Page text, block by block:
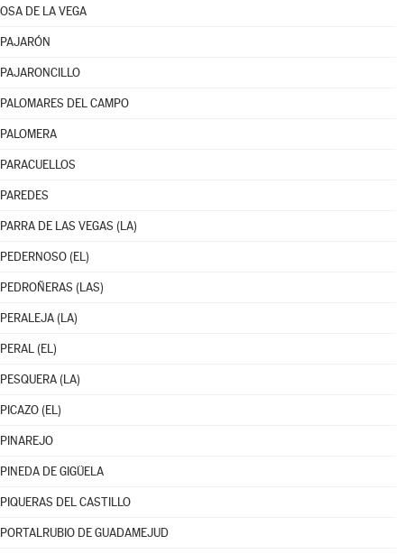
OSA DE LA VEGA
PAJARÓN
PAJARONCILLO
PALOMARES DEL CAMPO
PALOMERA
PARACUELLOS
PAREDES
PARRA DE LAS VEGAS (LA)
PEDERNOSO (EL)
PEDROÑERAS (LAS)
PERALEJA (LA)
PERAL (EL)
PESQUERA (LA)
PICAZO (EL)
PINAREJO
PINEDA DE GIGÜELA
PIQUERAS DEL CASTILLO
PORTALRUBIO DE GUADAMEJUD